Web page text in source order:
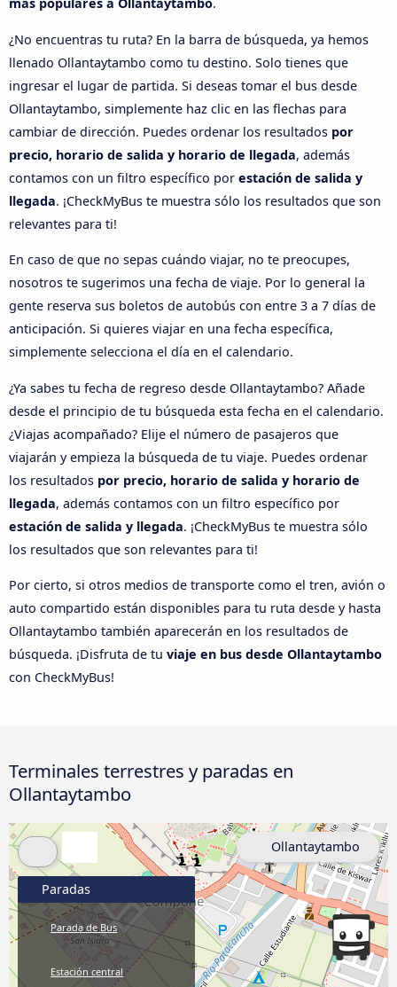
más populares a Ollantaytambo.
¿No encuentras tu ruta? En la barra de búsqueda, ya hemos
llenado Ollantaytambo como tu destino. Solo tienes que
ingresar el lugar de partida. Si deseas tomar el bus desde
Ollantaytambo, simplemente haz clic en las flechas para
cambiar de dirección. Puedes ordenar los resultados por
precio, horario de salida y horario de llegada, además
contamos con un filtro específico por estación de salida y
llegada. ¡CheckMyBus te muestra sólo los resultados que son
relevantes para ti!
En caso de que no sepas cuándo viajar, no te preocupes,
nosotros te sugerimos una fecha de viaje. Por lo general la
gente reserva sus boletos de autobús con entre 3 a 7 días de
anticipación. Si quieres viajar en una fecha específica,
simplemente selecciona el día en el calendario.
¿Ya sabes tu fecha de regreso desde Ollantaytambo? Añade
desde el principio de tu búsqueda esta fecha en el calendario.
¿Viajas acompañado? Elije el número de pasajeros que
viajarán y empieza la búsqueda de tu viaje. Puedes ordenar
los resultados por precio, horario de salida y horario de
llegada, además contamos con un filtro específico por
estación de salida y llegada. ¡CheckMyBus te muestra sólo
los resultados que son relevantes para ti!
Por cierto, si otros medios de transporte como el tren, avión o
auto compartido están disponibles para tu ruta desde y hasta
Ollantaytambo también aparecerán en los resultados de
búsqueda. ¡Disfruta de tu viaje en bus desde Ollantaytambo
con CheckMyBus!
Terminales terrestres y paradas en
Ollantaytambo
Paradas
Parada de Bus
Estación central
Ollantaytambo